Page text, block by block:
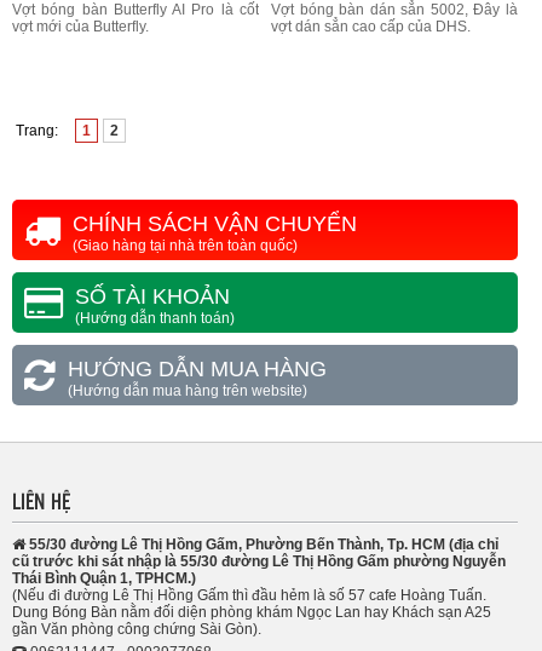
Vợt bóng bàn Butterfly AI Pro là cốt
vợt mới của Butterfly.
Vợt bóng bàn dán sẳn 5002, Đây là
vợt dán sẳn cao cấp của DHS.
Trang: 1 2
CHÍNH SÁCH VẬN CHUYỂN
(Giao hàng tại nhà trên toàn quốc)
SỐ TÀI KHOẢN
(Hướng dẫn thanh toán)
HƯỚNG DẪN MUA HÀNG
(Hướng dẫn mua hàng trên website)
LIÊN HỆ
55/30 đường Lê Thị Hồng Gấm, Phường Bến Thành, Tp. HCM (địa chỉ
cũ trước khi sát nhập là 55/30 đường Lê Thị Hồng Gấm phường Nguyễn
Thái Bình Quận 1, TPHCM.)
(Nếu đi đường Lê Thị Hồng Gấm thì đầu hẻm là số 57 cafe Hoàng Tuấn.
Dung Bóng Bàn nằm đối diện phòng khám Ngọc Lan hay Khách sạn A25
gần Văn phòng công chứng Sài Gòn).